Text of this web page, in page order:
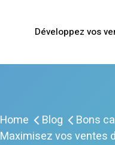
Développez vos
Home Blog
Bons
Maximisez vos ventes